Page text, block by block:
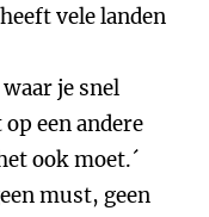
vele landen
je snel
een andere
ook moet.´
must, geen